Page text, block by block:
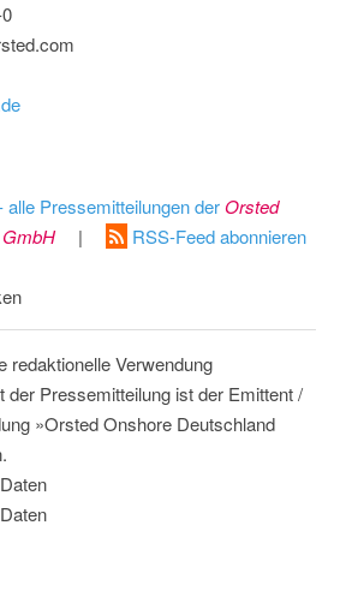
Pressemitteilungen derOrsted
| RSS-Feed abonnieren
redaktionelle Verwendung
der Pressemitteilung ist der Emittent /
»Orsted Onshore Deutschland